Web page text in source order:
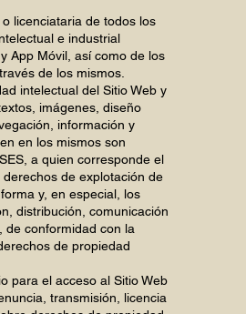
licenciataria de todos los
e industrial
App Móvil, así como de los
de los mismos.
intelectual del Sitio Web y
imágenes, diseño
información y
en los mismos son
a quien corresponde el
de explotación de
y, en especial, los
distribución, comunicación
de conformidad con la
de propiedad
para el acceso al Sitio Web
transmisión, licencia